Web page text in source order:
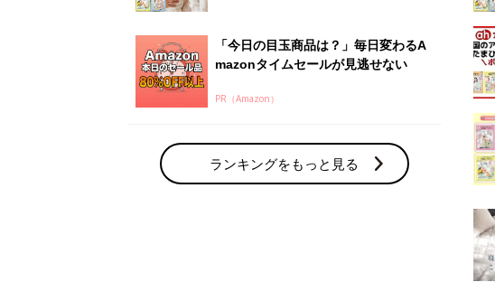
「今日の目玉商品は？」毎日変わるA
mazonタイムセールが見逃せない
PR（Amazon）
ランキングをもっと見る